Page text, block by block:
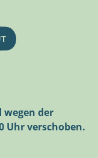
wegen der
Uhr verschoben.